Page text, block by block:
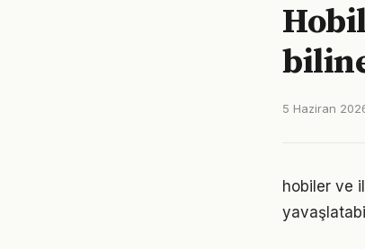
5 Haziran
hobiler ve